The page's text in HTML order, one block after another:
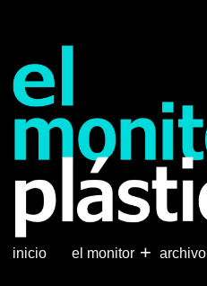
principal
inicio +
el monitor archivo